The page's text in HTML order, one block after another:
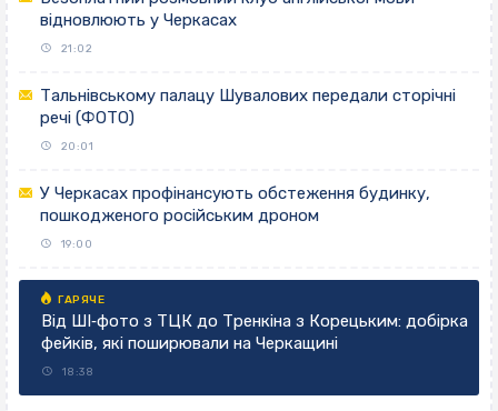
відновлюють у Черкасах
21:02
Тальнівському палацу Шувалових передали сторічні
речі (ФОТО)
20:01
У Черкасах профінансують обстеження будинку,
пошкодженого російським дроном
19:00
Від ШІ‐фото з ТЦК до Тренкіна з Корецьким: добірка
фейків, які поширювали на Черкащині
18:38